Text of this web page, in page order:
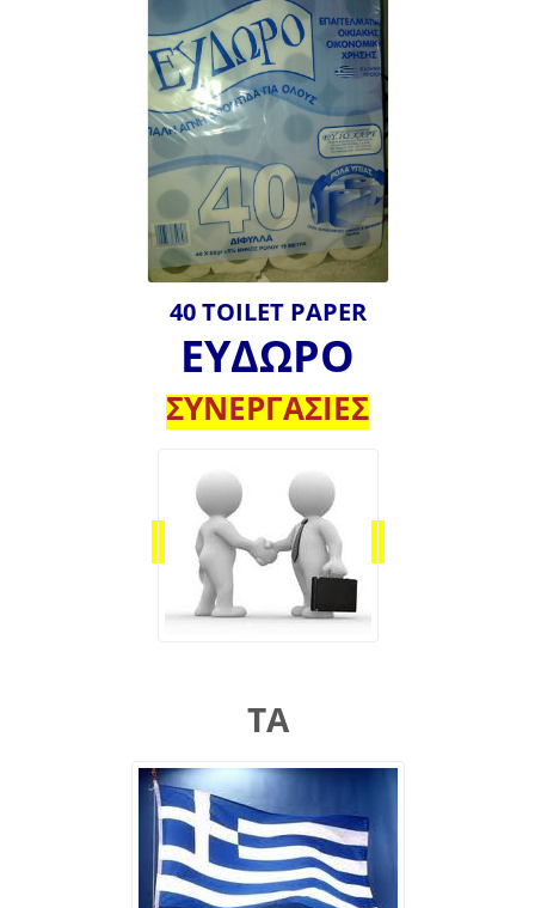
40 TOILET PAPER
ΕΥΔΩΡΟ
ΣΥΝΕΡΓΑΣΙΕΣ
ΤΑ